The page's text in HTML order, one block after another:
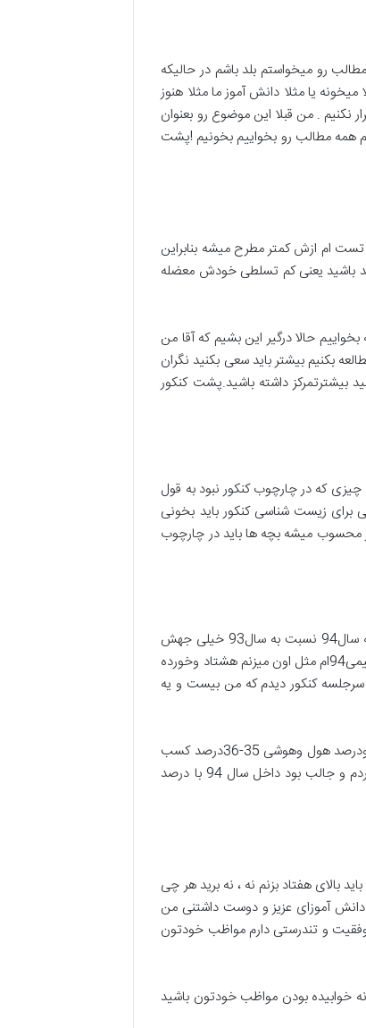
رو میخواستم بلد باشم در حالیکه
یا مثلا دانش آموز ما مثلا هنوز
نکنیم . من قبلا این موضوع رو بعنوان
همه مطالب رو بخواییم بخونیم !پشت
ام ازش کمتر مطرح میشه بنابراین
ی مطالب رو حتما باید مطالعه بکنیم من به دانش آموزان میگفتم که شما 70% مطالب کنکور رو با تسلط 70% بلد باشید یعنی کم تسلطی خودش معضله
حالا درگیر این بشیم که آقا من
بکنیم بیشتر باید سعی بکنید نگران
بیشترتمرکز داشته باشید.پشت کنکور
که در چارچوب کنکور نبود به قول
برای زیست شناسی کنکور باید بخونی
محسوب میشه بچه ها باید در چارچوب
اشتباه ششمی که من مرتکب شدم هدف گذاریهای غیر معقول بود یادمه داخل کنکور سال 94 بود من درس شیمی ام رو میدونیم که سال94 نسبت به سال93 خیلی جهش
داشت توی سختی درس شیمی شیمی 94 با 93 اصلا غیرقابل مقایسه بود من چون شیمی93 رومثلا خوب زده بودم گفتم که میرم شیمی94ام مثل اون میزنم هشتاد وخورده
شمردم سرجلسه کنکور دیدم که من بیست و یه
باید حتما اصرار کنم تلاش کنم سؤالای بیشتری جواب بدم وهمین اصرار من همین تلاش من باعث شد که من سؤالای غلطم بره بالا ودرصد هول وهوشی 35-36درصد کسب
کردم داخل سال94 در حالیکه اگه همین بیست و یه دونه سؤالی که مطمئن بودم رو گذشته بودم یه درصد خیلی خوب کسب میکردم و جالب بود داخل سال 94 با درصد
بالای هفتاد بزنم نه ، نه برید هر چی
دانش آموزای عزیز و دوست داشتنی من
و تندرستی دارم مواظب خودتون
خوابیده بودن مواظب خودتون باشید